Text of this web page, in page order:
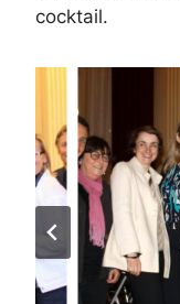
cocktail.